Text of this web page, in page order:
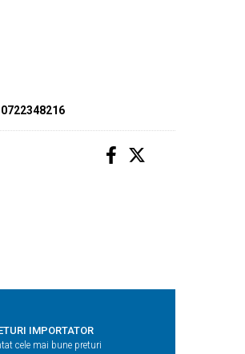
0722348216
IMPORTATOR
cele mai bune preturi